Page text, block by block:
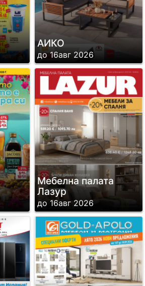
АИКО
до 16авг 2026
Мебелна палата
Лазур
до 16авг 2026